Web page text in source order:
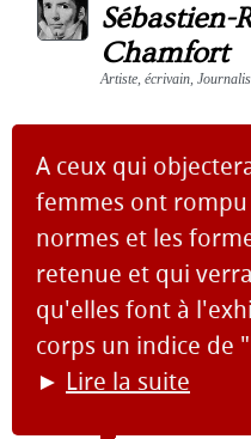
Sébastien-
Chamfort
Artiste, écrivain,
A ceux qui
femmes ont
normes et les
retenue et qui
qu'elles font à
corps un indice de
► Lire la suite